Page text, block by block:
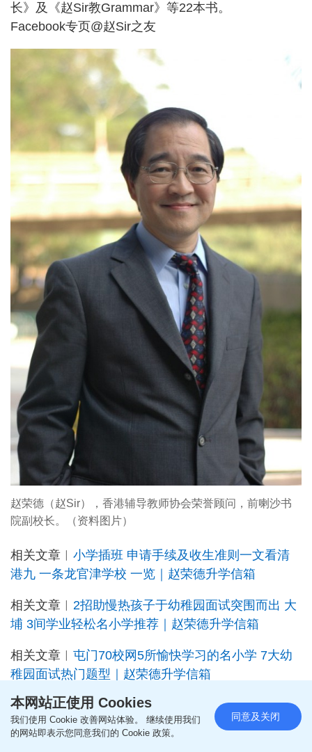
长》及《赵Sir教Grammar》等22本书。
Facebook专页@赵Sir之友
赵荣德（赵Sir），香港辅导教师协会荣誉顾问，前喇沙书
院副校长。（资料图片）
相关文章︳ 小学插班 申请手续及收生准则一文看清
港九 一条龙官津学校 一览｜赵荣德升学信箱
相关文章︳ 2招助慢热孩子于幼稚园面试突围而出 大
埔 3间学业轻松名小学推荐｜赵荣德升学信箱
相关文章︳ 屯门70校网5所愉快学习的名小学 7大幼
稚园面试热门题型｜赵荣德升学信箱
相关文章︳小一叩门准备清单+突围成功实例 观塘区
7所A++优质幼稚园推介 ｜赵荣德升学信箱
本网站正使用 Cookies
我们使用 Cookie 改善网站体验。 继续使用我们
的网站即表示您同意我们的 Cookie 政策。
同意及关闭